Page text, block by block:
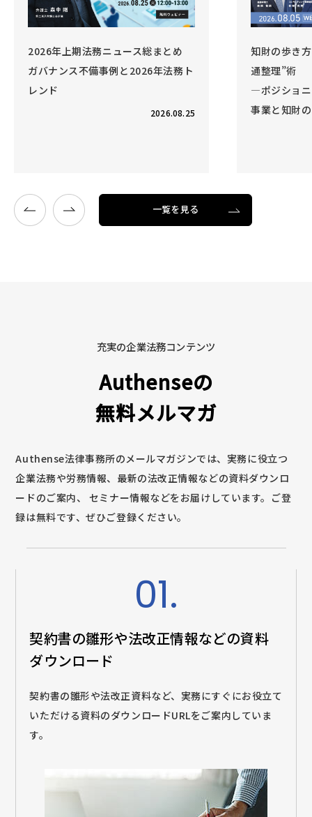
知財の歩き方 Vol.6 事業と知財の“交
通整理”術
―ポジショニング戦略を強化する、
事業と知財のコラボレーション―
法務
1時間
ス」
～法
一覧を見る
充実の企業法務コンテンツ
Authenseの
無料メルマガ
Authense法律事務所のメールマガジンでは、実務に役立つ
企業法務や労務情報、最新の法改正情報などの資料ダウンロ
ードのご案内、
セミナー情報などをお届けしています。ご登
録は無料です、ぜひご登録ください。
01.
契約書の雛形や法改正情報などの資料
ダウンロード
契約書の雛形や法改正資料など、実務にすぐにお役立て
いただける資料のダウンロードURLをご案内していま
す。